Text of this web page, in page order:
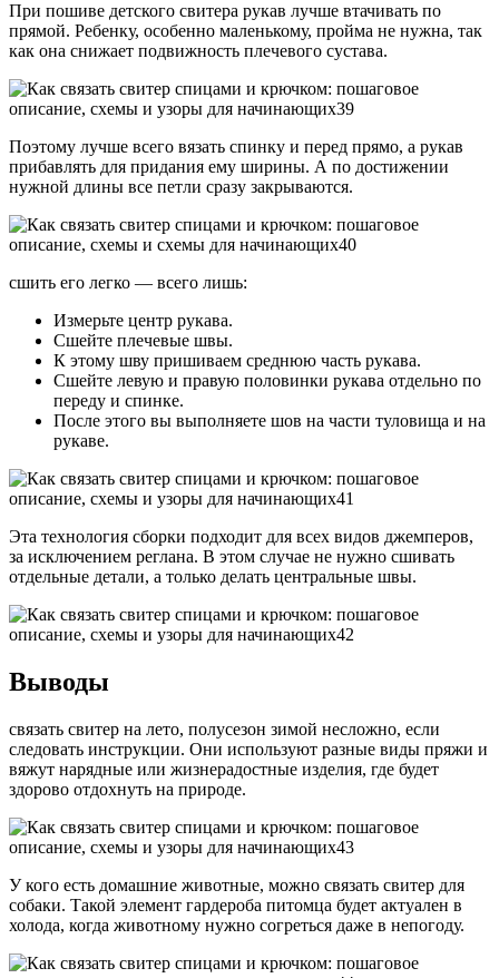
При пошиве детского свитера рукав лучше втачивать по
прямой. Ребенку, особенно маленькому, пройма не нужна, так
как она снижает подвижность плечевого сустава.
Поэтому лучше всего вязать спинку и перед прямо, а рукав
прибавлять для придания ему ширины. А по достижении
нужной длины все петли сразу закрываются.
сшить его легко — всего лишь:
Измерьте центр рукава.
Сшейте плечевые швы.
К этому шву пришиваем среднюю часть рукава.
Сшейте левую и правую половинки рукава отдельно по
переду и спинке.
После этого вы выполняете шов на части туловища и на
рукаве.
Эта технология сборки подходит для всех видов джемперов,
за исключением реглана. В этом случае не нужно сшивать
отдельные детали, а только делать центральные швы.
Выводы
связать свитер на лето, полусезон зимой несложно, если
следовать инструкции. Они используют разные виды пряжи и
вяжут нарядные или жизнерадостные изделия, где будет
здорово отдохнуть на природе.
У кого есть домашние животные, можно связать свитер для
собаки. Такой элемент гардероба питомца будет актуален в
холода, когда животному нужно согреться даже в непогоду.